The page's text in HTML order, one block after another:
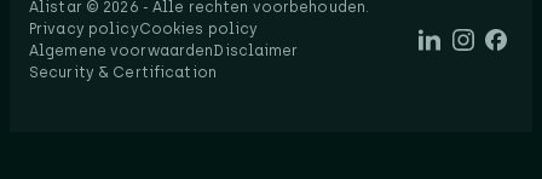
Alistar © 2026 - Alle rechten voorbehouden.​
Privacy policyCookies policy
Algemene voorwaardenDisclaimer
Security & Certification